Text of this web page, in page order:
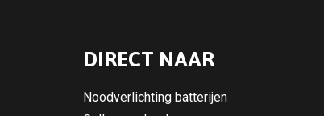
DIRECT NAAR
Noodverlichting batterijen